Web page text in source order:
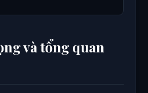
và tổng quan